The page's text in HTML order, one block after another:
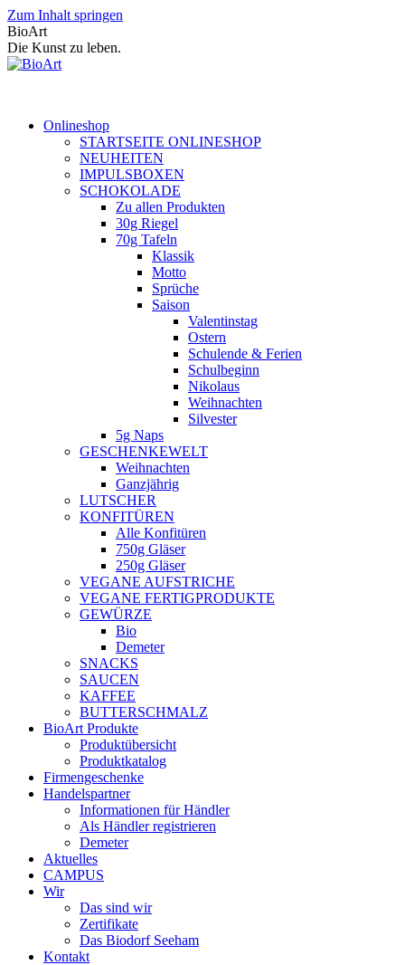
Zum Inhalt springen
BioArt
Die Kunst zu leben.
Onlineshop
STARTSEITE ONLINESHOP
NEUHEITEN
IMPULSBOXEN
SCHOKOLADE
Zu allen Produkten
30g Riegel
70g Tafeln
Klassik
Motto
Sprüche
Saison
Valentinstag
Ostern
Schulende & Ferien
Schulbeginn
Nikolaus
Weihnachten
Silvester
5g Naps
GESCHENKEWELT
Weihnachten
Ganzjährig
LUTSCHER
KONFITÜREN
Alle Konfitüren
750g Gläser
250g Gläser
VEGANE AUFSTRICHE
VEGANE FERTIGPRODUKTE
GEWÜRZE
Bio
Demeter
SNACKS
SAUCEN
KAFFEE
BUTTERSCHMALZ
BioArt Produkte
Produktübersicht
Produktkatalog
Firmengeschenke
Handelspartner
Informationen für Händler
Als Händler registrieren
Demeter
Aktuelles
CAMPUS
Wir
Das sind wir
Zertifikate
Das Biodorf Seeham
Kontakt